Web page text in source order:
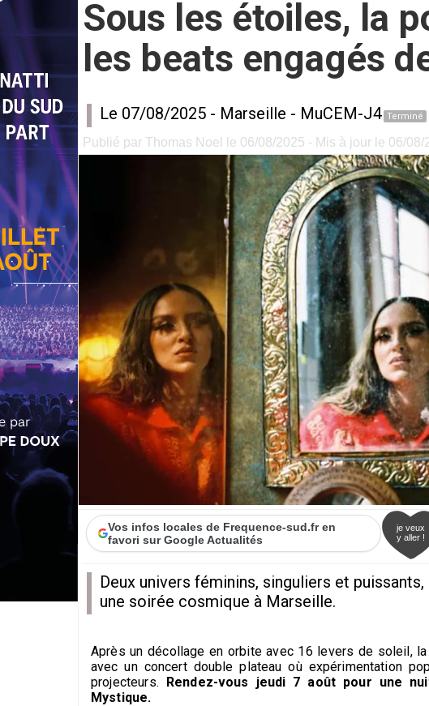
Sous les étoiles, la
les beats engagés
Le 07/08/2025 - Marseille - MuCEM-J4 Terminé
Publié par Thomas Noel le 06/08/2025 - Mis à jour le 06/08/
Vos infos locales de Frequence-sud.fr en
favori sur Google Actualités
je veux
y aller !
Deux univers féminins, singuliers et
une soirée cosmique à Marseille.
Après un décollage en orbite avec 16 levers de soleil,
avec un concert double plateau où expérimentation
projecteurs. Rendez-vous jeudi 7 août pour une
Mystique.